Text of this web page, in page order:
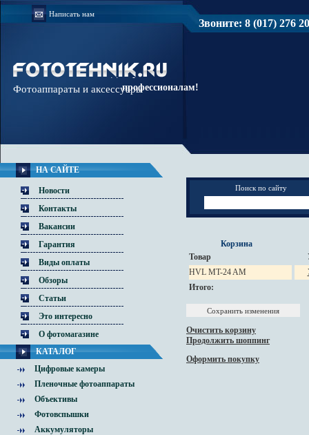
Написать нам
Звоните: 8 (017) 276
Доверяйте
профессионалам!
Фотоаппараты и аксессуары
НА САЙТЕ
Новости
Контакты
Вакансии
Гарантия
Виды оплаты
Обзоры
Статьи
Это интересно
О фотомагазине
КАТАЛОГ
Цифровые камеры
Пленочные фотоаппараты
Объективы
Фотовспышки
Аккумуляторы
Поиск по сайту
Корзина
Товар
HVL MT-24 AM
Итого:
Очистить корзину
Продолжить шоппинг
Оформить покупку